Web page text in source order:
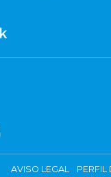
AVISO LEGAL PERFIL